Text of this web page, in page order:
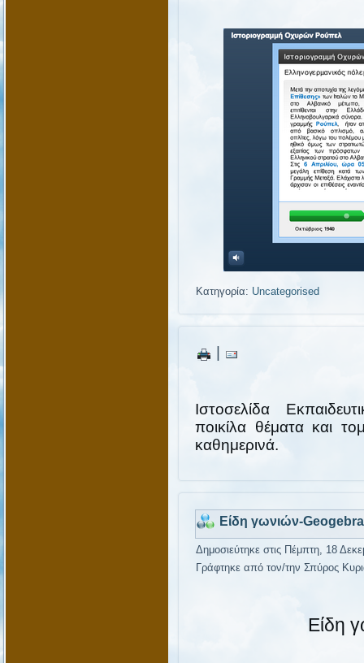
Κατηγορία: Uncategorised
Ιστοσελίδα
ποικίλα θέματα και
καθημερινά.
Είδη γωνιών-Geogebra
Δημοσιεύτηκε στις Πέμπτη, 18
Γράφτηκε από τον/την Σπύρος
Είδη